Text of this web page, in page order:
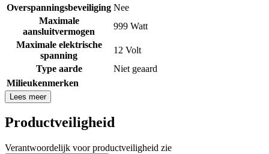
Overspanningsbeveiliging Nee
Maximale
aansluitvermogen
999 Watt
Maximale elektrische
spanning
12 Volt
Type aarde
Niet geaard
Milieukenmerken
Lees meer
Productveiligheid
Verantwoordelijk voor productveiligheid zie